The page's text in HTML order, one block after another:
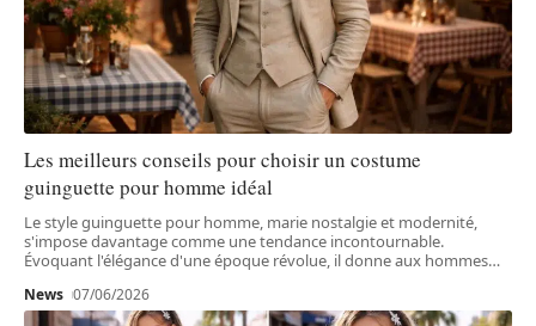
Les meilleurs conseils pour choisir un costume
guinguette pour homme idéal
Le style guinguette pour homme, marie nostalgie et modernité,
s'impose davantage comme une tendance incontournable.
Évoquant l'élégance d'une époque révolue, il donne aux hommes…
News 07/06/2026